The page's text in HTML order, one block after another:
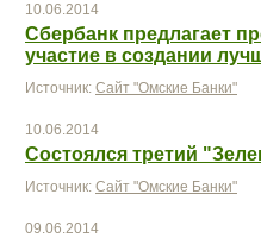
10.06.2014
Сбербанк предлагает
участие в создании
Источник: Сайт "Омские Банки"
10.06.2014
Состоялся третий
Источник: Сайт "Омские Банки"
09.06.2014